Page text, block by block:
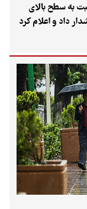
سطح بالای
و اعلام کرد
از نیم